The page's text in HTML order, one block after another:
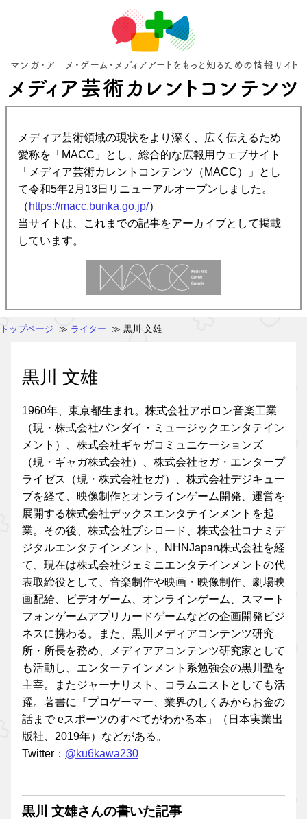
メディア芸術領域の現状をより深く、広く伝えるため
愛称を「MACC」とし、総合的な広報用ウェブサイト
「メディア芸術カレントコンテンツ（MACC）」とし
て令和5年2月13日リニューアルオープンしました。
（ https://macc.bunka.go.jp/）
当サイトは、これまでの記事をアーカイブとして掲載
しています。
トップページ ≫ ライター ≫ 黒川 文雄
黒川 文雄
1960年、東京都生まれ。株式会社アポロン音楽工業
（現・株式会社バンダイ・ミュージックエンタテイン
メント）、株式会社ギャガコミュニケーションズ
（現・ギャガ株式会社）、株式会社セガ・エンタープ
ライゼス（現・株式会社セガ）、株式会社デジキュー
ブを経て、映像制作とオンラインゲーム開発、運営を
展開する株式会社デックスエンタテインメントを起
業。その後、株式会社ブシロード、株式会社コナミデ
ジタルエンタテインメント、NHNJapan株式会社を経
て、現在は株式会社ジェミニエンタテインメントの代
表取締役として、音楽制作や映画・映像制作、劇場映
画配給、ビデオゲーム、オンラインゲーム、スマート
フォンゲームアプリカードゲームなどの企画開発ビジ
ネスに携わる。また、黒川メディアコンテンツ研究
所・所長を務め、メディアアコンテンツ研究家として
も活動し、エンターテインメント系勉強会の黒川塾を
主宰。またジャーナリスト、コラムニストとしても活
躍。著書に『プロゲーマー、業界のしくみからお金の
話まで eスポーツのすべてがわかる本」（日本実業出
版社、2019年）などがある。
Twitter： @ku6kawa230
黒川 文雄さんの書いた記事